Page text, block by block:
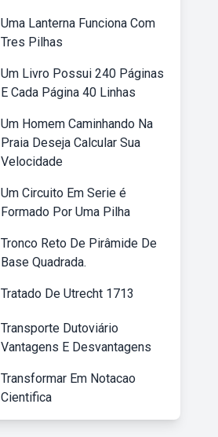
Uma Lanterna Funciona Com
Tres Pilhas
Um Livro Possui 240 Páginas
E Cada Página 40 Linhas
Um Homem Caminhando Na
Praia Deseja Calcular Sua
Velocidade
Um Circuito Em Serie é
Formado Por Uma Pilha
Tronco Reto De Pirâmide De
Base Quadrada.
Tratado De Utrecht 1713
Transporte Dutoviário
Vantagens E Desvantagens
Transformar Em Notacao
Cientifica